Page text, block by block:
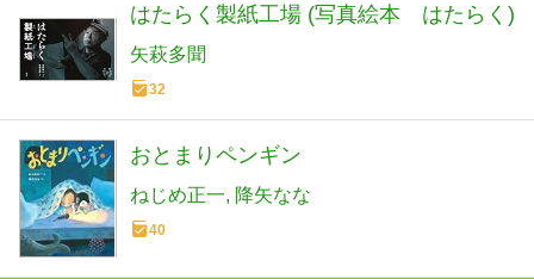
はたらく製紙工場 (写真絵本 はたらく)
矢萩多聞
32
おとまりペンギン
ねじめ正一 降矢なな
40